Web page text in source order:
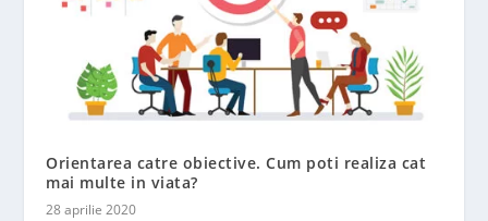
Orientarea catre obiective. Cum poti realiza cat
mai multe in viata?
28 aprilie 2020